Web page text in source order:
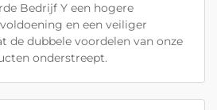
Bedrijf Y een hogere
en een veiliger
de dubbele voordelen van onze
onderstreept.